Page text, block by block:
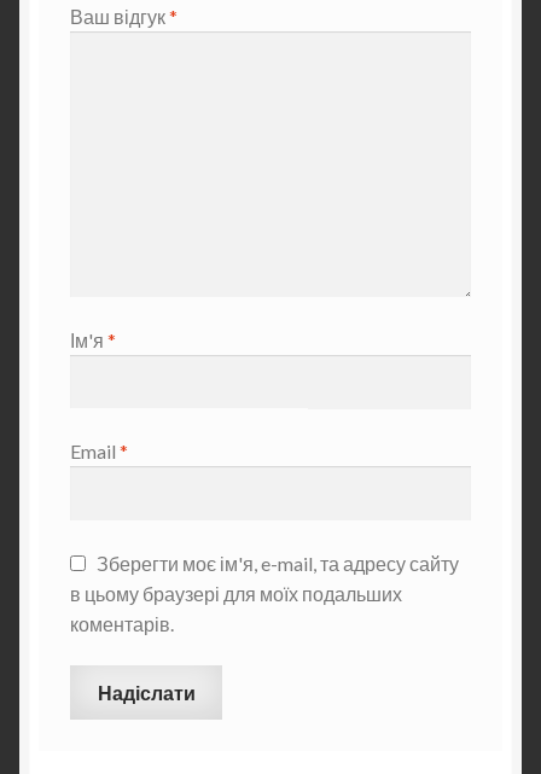
Ваш відгук*
Ім'я *
Email *
Зберегти моє ім'я, e-mail, та адресу сайту
в цьому браузері для моїх подальших
коментарів.